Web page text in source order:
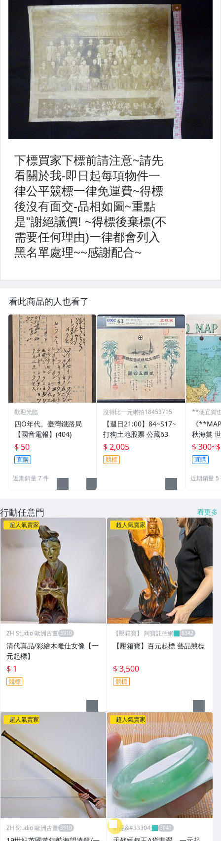
看此商品的人也看了
歡迎光臨
四O年代。臺灣鐵路局
【國音電報】(404)
$ 50
直購
近期銷量 7 件
沒得比一元網拍18453715
【週日21:00】84~S17~
打狗土地股票 公藏63
$ 2,005
競標
**便宜貨
《
秋海棠
國國旗)
$ 300~
直購
近期銷量 5
行動任意門 看更多
超人氣賣家
ZH Studio 歐洲古董
清代真品/彩繪木雕仕女像【一
元起標】
$ 1
競標
超人氣賣家
【壓箱寶】 阿寶託拍網
【壓箱寶】百元起標 藝品競標
$ 3,500
競標
超人氣賣家
ZH Studio 歐洲古董
超人氣賣家
昕品&#33304;